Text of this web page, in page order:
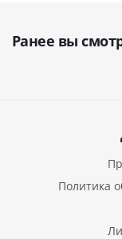
Ранее вы
Политика